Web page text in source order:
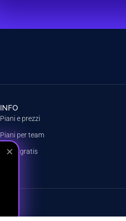
INFO
Piani e prezzi
Piani per team
Prova gratis